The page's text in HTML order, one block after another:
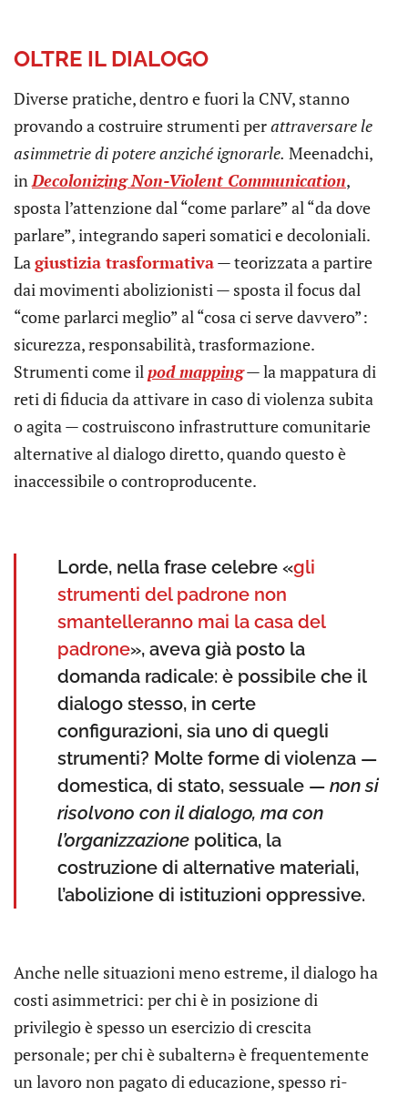
OLTRE IL DIALOGO
Diverse pratiche, dentro e fuori la CNV, stanno
provando a costruire strumenti perattraversare le
asimmetrie di potere anziché ignorarle. Meenadchi,
inDecolonizing Non-Violent Communication,
sposta l’attenzione dal “come parlare” al “da dove
parlare”, integrando saperi somatici e decoloniali.
Lagiustizia trasformativa— teorizzata a partire
dai movimenti abolizionisti — sposta il focus dal
“come parlarci meglio” al “cosa ci serve davvero”:
sicurezza, responsabilità, trasformazione.
Strumenti come ilpod mapping— la mappatura di
reti di fiducia da attivare in caso di violenza subita
o agita — costruiscono infrastrutture comunitarie
alternative al dialogo diretto, quando questo è
inaccessibile o controproducente.
Lorde, nella frase celebre «gli
strumenti del padrone non
smantelleranno mai la casa del
padrone», aveva già posto la
domanda radicale: è possibile che il
dialogo stesso, in certe
configurazioni, sia uno di quegli
strumenti? Molte forme di violenza —
domestica, di stato, sessuale — non si
risolvono con il dialogo, ma con
l’organizzazione politica, la
costruzione di alternative materiali,
l’abolizione di istituzioni oppressive.
Anche nelle situazioni meno estreme, il dialogo ha
costi asimmetrici: per chi è in posizione di
privilegio è spesso un esercizio di crescita
personale; per chi è subalternə è frequentemente
un lavoro non pagato di educazione, spesso ri-